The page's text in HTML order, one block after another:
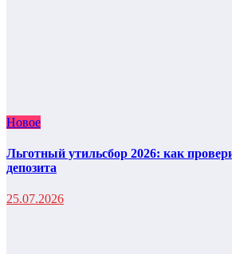
Новое
Льготный утильсбор 2026: как
депозита
25.07.2026